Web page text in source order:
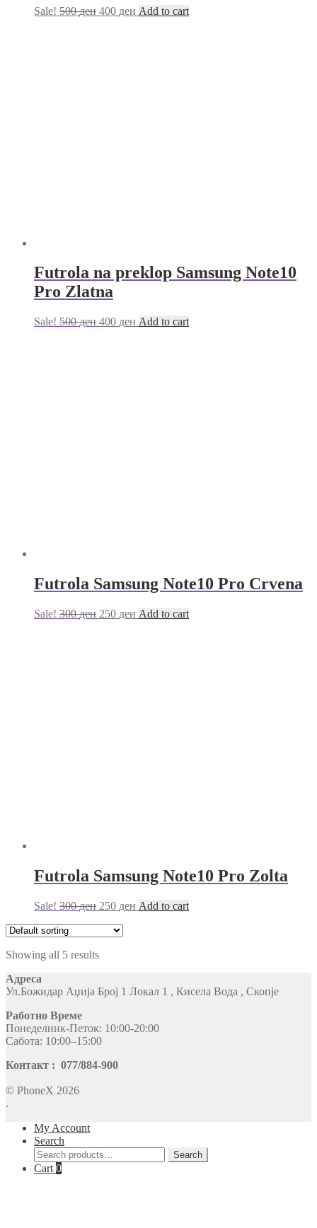
Sale! 500ден 400 ден Add to cart
Futrola na preklop Samsung Note10
Pro Zlatna
Sale! 500ден 400 ден Add to cart
Futrola Samsung Note10 Pro Crvena
Sale! 300ден 250 ден Add to cart
Futrola Samsung Note10 Pro Zolta
Sale! 300ден 250 ден Add to cart
Showing all 5 results
Адреса
Ул.Божидар Аџија Број 1 Локал 1 , Кисела Вода , Скопје
Работно Време
Понеделник-Петок: 10:00-20:00
Сабота: 10:00–15:00
Контакт : 077/884-900
© PhoneX 2026
.
My Account
Search
Search
for:
Search
Cart 0